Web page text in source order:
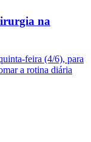
na
feira (4/6), para
a rotina diária